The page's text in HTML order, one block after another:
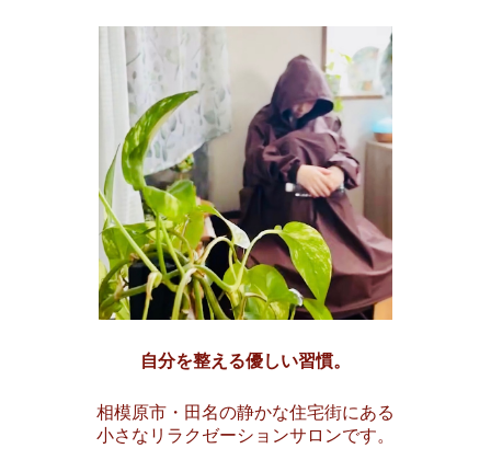
自分を整える優しい習慣。
相模原市・田名の静かな住宅街にある
小さなリラクゼーションサロンです。